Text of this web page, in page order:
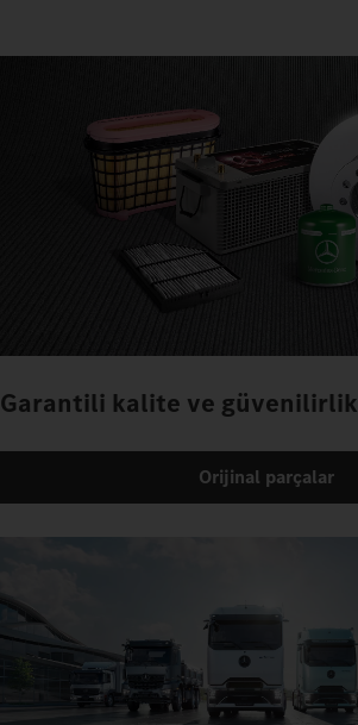
Garantili kalite ve güvenilirlik
Orijinal parçalar